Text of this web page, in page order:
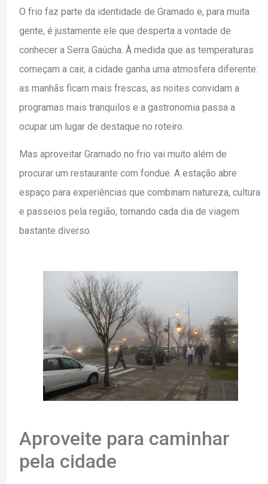
O frio faz parte da identidade de Gramado e, para muita
gente, é justamente ele que desperta a vontade de
conhecer a Serra Gaúcha. À medida que as temperaturas
começam a cair, a cidade ganha uma atmosfera diferente:
as manhãs ficam mais frescas, as noites convidam a
programas mais tranquilos e a gastronomia passa a
ocupar um lugar de destaque no roteiro.
Mas aproveitar Gramado no frio vai muito além de
procurar um restaurante com fondue. A estação abre
espaço para experiências que combinam natureza, cultura
e passeios pela região, tornando cada dia de viagem
bastante diverso.
Aproveite para caminhar
pela cidade